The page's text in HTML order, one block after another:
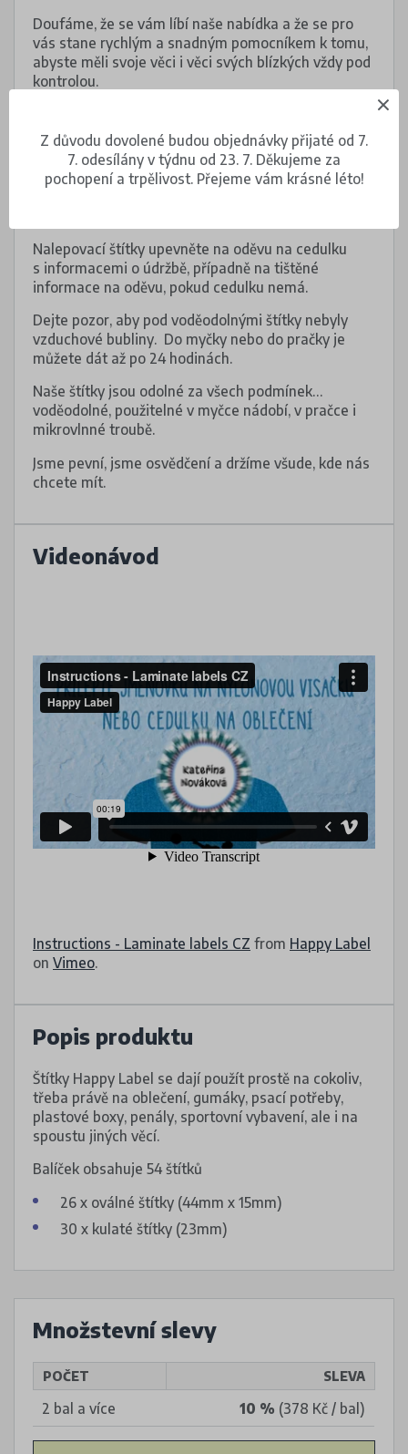
Doufáme, že se vám líbí naše nabídka a že se pro
vás stane rychlým a snadným pomocníkem k tomu,
abyste měli svoje věci i věci svých blízkých vždy pod
kontrolou.
Pokyny
Nalepovací štítky upevněte na oděvu na cedulku
s informacemi o údržbě, případně na tištěné
informace na oděvu, pokud cedulku nemá.
Dejte pozor, aby pod voděodolnými štítky nebyly
vzduchové bubliny. Do myčky nebo do pračky je
můžete dát až po 24 hodinách.
Naše štítky jsou odolné za všech podmínek…
voděodolné, použitelné v myčce nádobí, v pračce i
mikrovlnné troubě.
Jsme pevní, jsme osvědčení a držíme všude, kde nás
chcete mít.
Videonávod
Instructions - Laminate labels CZ from Happy Label
on Vimeo.
Popis produktu
Štítky Happy Label se dají použít prostě na cokoliv,
třeba právě na oblečení, gumáky, psací potřeby,
plastové boxy, penály, sportovní vybavení, ale i na
spoustu jiných věcí.
Balíček obsahuje 54 štítků
26 x oválné štítky (44mm x 15mm)
30 x kulaté štítky (23mm)
Množstevní slevy
POČET SLEVA
2 bal a více 10 % (378 Kč / bal)
Z důvodu dovolené budou objednávky přijaté od 7.
7. odesílány v týdnu od 23. 7. Děkujeme za
pochopení a trpělivost. Přejeme vám krásné léto!